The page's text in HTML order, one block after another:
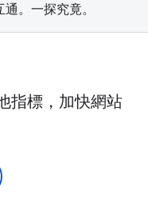
。一探究竟。
指標，加快網站